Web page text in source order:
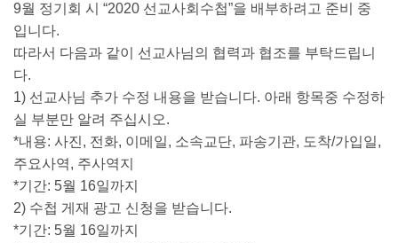
9월 정기회 시 “2020 선교사회수첩”을 배부하려고 준비 중
입니다.
따라서 다음과 같이 선교사님의 협력과 협조를 부탁드립니
다.
1) 선교사님 추가 수정 내용을 받습니다. 아래 항목중 수정하
실 부분만 알려 주십시오.
*내용: 사진, 전화, 이메일, 소속교단, 파송기관, 도착/가입일,
주요사역, 주사역지
*기간: 5월 16일까지
2) 수첩 게재 광고 신청을 받습니다.
*기간: 5월 16일까지